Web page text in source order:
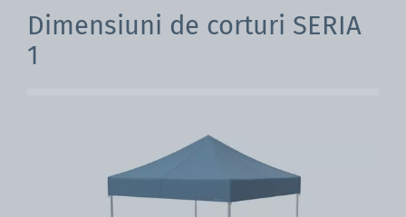
Dimensiuni de corturi SERIA
1